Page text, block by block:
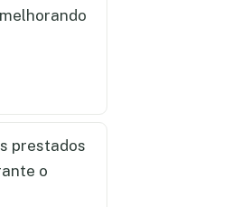
prestados
o